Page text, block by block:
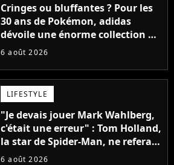
Cringes ou bluffantes ? Pour les
30 ans de Pokémon, adidas
dévoile une énorme collection de
sneakers et je ne sais pas quoi en
6 août 2026
LIFESTYLE
"Je devais jouer Mark Wahlberg,
c'était une erreur" : Tom Holland,
la star de Spider-Man, ne referait
pas ce blockbuster
6 août 2026